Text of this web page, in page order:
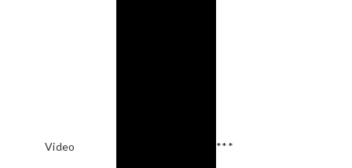
Video ***